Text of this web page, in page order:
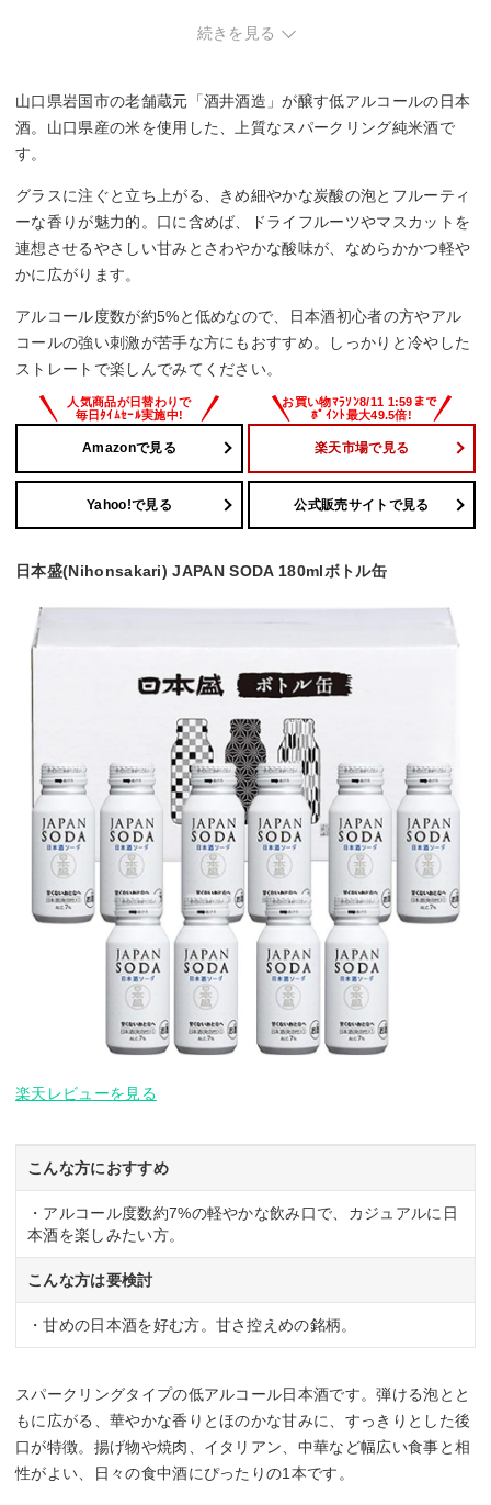
・しっかりとした酒の味わいや深みを求める方。低アルコー
続きを見る
山口県岩国市の老舗蔵元「酒井酒造」が醸す低アルコールの日本
酒。山口県産の米を使用した、上質なスパークリング純米酒で
す。
グラスに注ぐと立ち上がる、きめ細やかな炭酸の泡とフルーティ
ーな香りが魅力的。口に含めば、ドライフルーツやマスカットを
連想させるやさしい甘みとさわやかな酸味が、なめらかかつ軽や
かに広がります。
アルコール度数が約5%と低めなので、日本酒初心者の方やアル
コールの強い刺激が苦手な方にもおすすめ。しっかりと冷やした
ストレートで楽しんでみてください。
Amazonで見る 楽天市場で見る
Yahoo!で見る 公式販売サイトで見る
日本盛(Nihonsakari) JAPAN SODA 180mlボトル缶
楽天レビューを見る
こんな方におすすめ
・アルコール度数約7%の軽やかな飲み口で、カジュアルに日
本酒を楽しみたい方。
こんな方は要検討
・甘めの日本酒を好む方。甘さ控えめの銘柄。
スパークリングタイプの低アルコール日本酒です。弾ける泡とと
もに広がる、華やかな香りとほのかな甘みに、すっきりとした後
口が特徴。揚げ物や焼肉、イタリアン、中華など幅広い食事と相
性がよい、日々の食中酒にぴったりの1本です。